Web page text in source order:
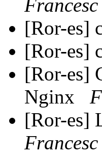
[Ror-es]
[Ror-es]
[Ror-es]
Nginx
[Ror-es]